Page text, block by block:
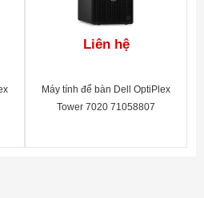
Liên hệ
Máy tính để bàn Dell OptiPlex
Tower 7020 71058807